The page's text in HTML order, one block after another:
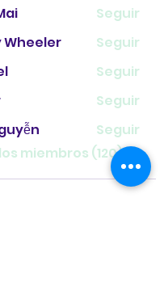
Seguir
Wheeler
Seguir
Seguir
Seguir
Seguir
miembros (120)